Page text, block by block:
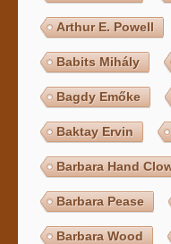
Arthur E. Powell
Babits Mihály
Bagdy Emőke
Baktay Ervin
Barbara Hand
Barbara Pease
Barbara Wood